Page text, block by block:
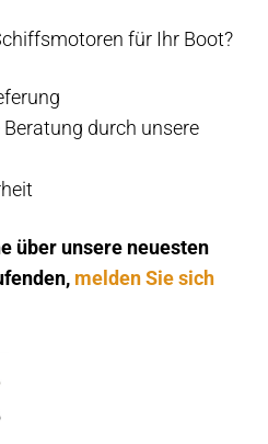
öffnen
öffnen
für Ihr Boot?
durch unsere
über unsere neuesten
melden Sie sich